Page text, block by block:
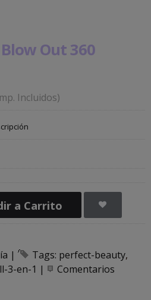
Out 360
Incluidos)
a Carrito
| Tags: perfect-beauty
3-en-1 | Comentarios